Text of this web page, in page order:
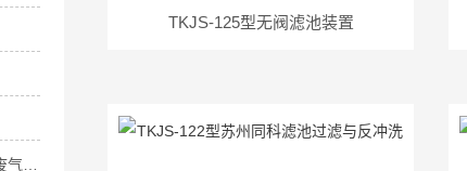
TKJS-125型无阀滤池装置